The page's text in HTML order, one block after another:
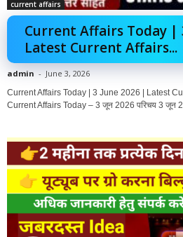
current affairs
Current Affairs Today |
Latest Current Affairs...
admin - June 3, 2026
Current Affairs Today | 3 June 2026 | Latest
Current Affairs Today – 3 जून 2026 परिचय 3 जून